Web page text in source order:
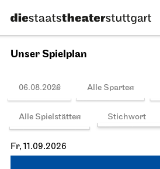
Unser Spielplan
06.08.2026 Alle Sparten
Alle Spielstätten
Fr, 11.09.2026